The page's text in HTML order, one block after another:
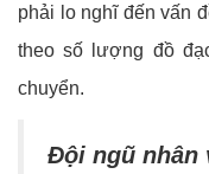
phải lo nghĩ đến vấn
theo số lượng đồ
chuyển.
Đội ngũ nhân